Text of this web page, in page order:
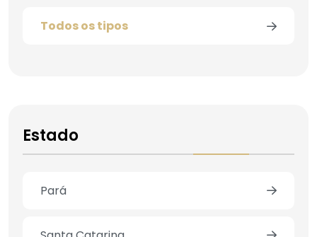
Todos os tipos
Estado
Pará